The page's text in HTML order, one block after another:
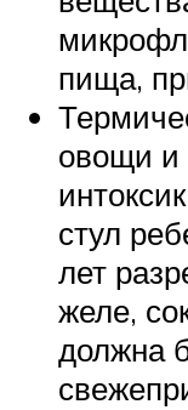
пища,
овощи и
стул
лет
желе,
должна